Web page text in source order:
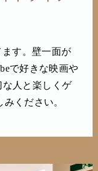
ます。壁一面が
で好きな映画や
な人と楽しくゲ
ください。